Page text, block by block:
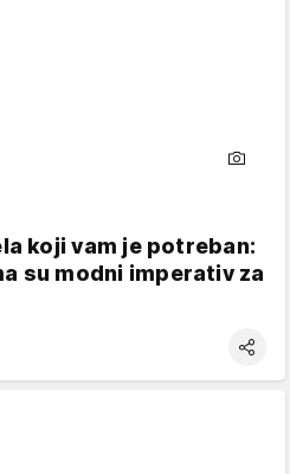
koji vam je potreban:
su modni imperativ za